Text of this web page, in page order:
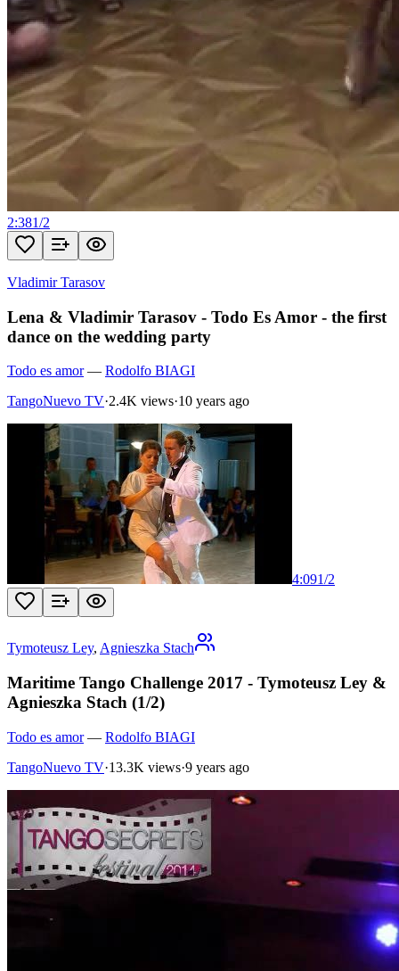
2:381/2
Vladimir Tarasov
Lena & Vladimir Tarasov - Todo Es Amor - the first
dance on the wedding party
Todo es amor— Rodolfo BIAGI
TangoNuevo TV·2.4K views·10 years ago
4:091/2
Tymoteusz Ley, Agnieszka Stach
Maritime Tango Challenge 2017 - Tymoteusz Ley &
Agnieszka Stach (1/2)
Todo es amor— Rodolfo BIAGI
TangoNuevo TV·13.3K views·9 years ago